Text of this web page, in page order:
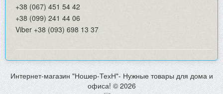
+38 (067) 451 54 42
+38 (099) 241 44 06
Viber +38 (093) 698 13 37
Интернет-магазин "Ношер-ТехН"- Нужные товары для дома и
офиса! © 2026